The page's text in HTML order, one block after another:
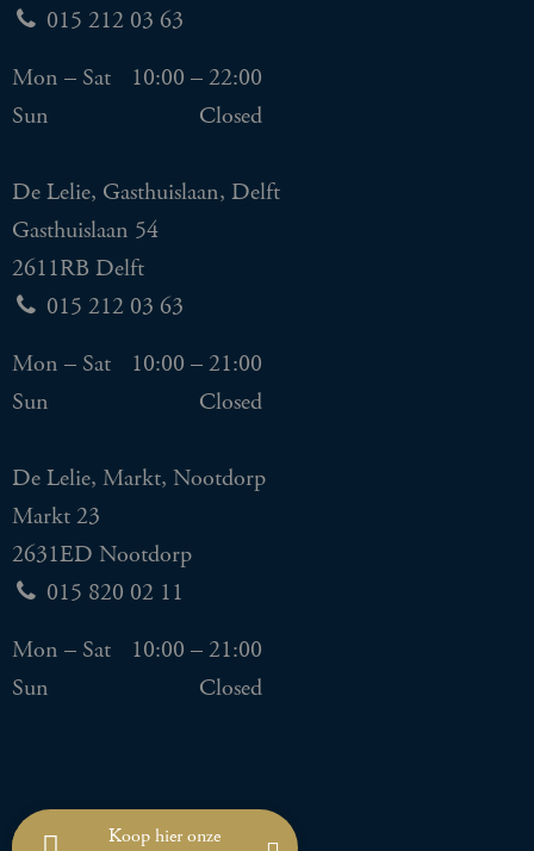
015 212 03 63
Mon – Sat
10:00 – 22:00
Sun
Closed
De Lelie, Gasthuislaan, Delft
Gasthuislaan 54
2611RB Delft
015 212 03 63
Mon – Sat
10:00 – 21:00
Sun
Closed
De Lelie, Markt, Nootdorp
Markt 23
2631ED Nootdorp
015 820 02 11
Mon – Sat
10:00 – 21:00
Sun
Closed
Koop hier onze